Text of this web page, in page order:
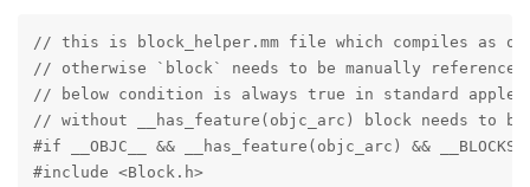
// this is block_helper.mm file which compiles as
// otherwise `block` needs to be manually reference
// below condition is always true in standard apple
// without __has_feature(objc_arc) block needs to be
#if __OBJC__ && __has_feature(objc_arc) &&
#include <Block.h>